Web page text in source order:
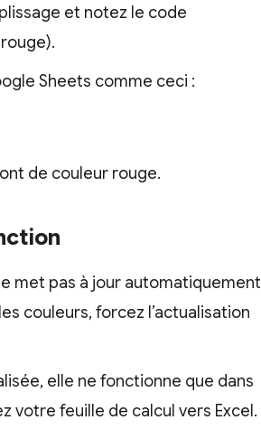
et notez le code
Sheets comme ceci :
de couleur rouge.
met pas à jour automatiquement
couleurs, forcez l’actualisation
elle ne fonctionne que dans
votre feuille de calcul vers Excel.